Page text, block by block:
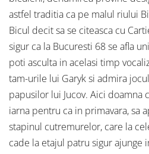
astfel traditia ca pe malul riului
Bicul decit sa se citeasca cu
sigur ca la Bucuresti 68 se afla
poti asculta in acelasi timp
tam-urile lui Garyk si admira
papusilor lui Jucov. Aici doamna
iarna pentru ca in primavara, sa
stapinul cutremurelor, care la
cade la etajul patru sigur ajunge